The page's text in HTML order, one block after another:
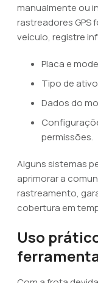
manualmente ou
rastreadores GPS
veículo, registre
Placa e
Tipo de
Dados do
permissões.
Alguns sistemas
aprimorar a
rastreamento,
cobertura em
Uso